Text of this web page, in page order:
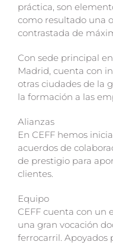
práctica, son
como resultado una
contrastada de
Con sede principal
Madrid, cuenta con
otras ciudades de la
la formación a las
Alianzas
En CEFF hemos
acuerdos de
de prestigio para
clientes.
Equipo
CEFF cuenta con un
una gran vocación
ferrocarril. Apoyados